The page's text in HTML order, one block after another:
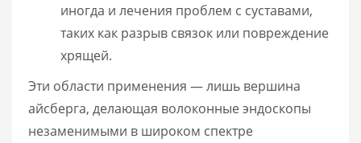
иногда и лечения проблем с суставами,
таких как разрыв связок или повреждение
хрящей.
Эти области применения — лишь вершина
айсберга, делающая волоконные эндоскопы
незаменимыми в широком спектре